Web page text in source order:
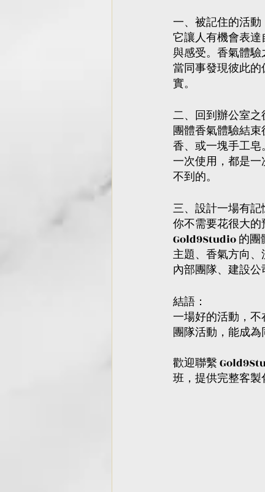
一、被記住的活
它讓人有機會表
與感受。香氣體驗
當同事發現彼此
實。
二、回到辦公室
團體香氣體驗結
香、或一塊手工
一次使用，都是
不到的。
三、設計一場有
你不需要花很大的
Gold9Studio 的團
主題、香氣方向
內部團隊、建設公
結語：
一場好的活動，
團隊活動，能成為
歡迎聯繫
班，提供完整客